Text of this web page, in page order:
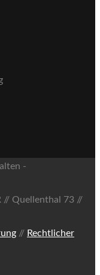
-
// Quellenthal 73 //
// Rechtlicher